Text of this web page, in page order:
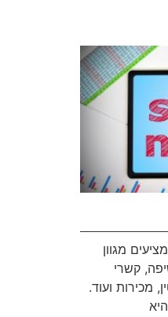
מגוון
קשרי
מכירות ועוד.